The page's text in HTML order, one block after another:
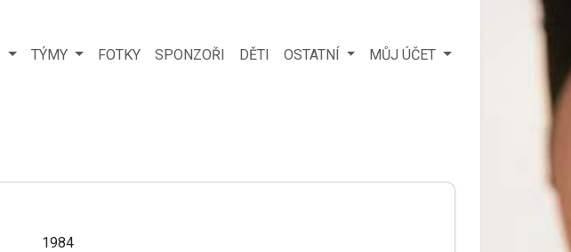
TÝMY FOTKY SPONZOŘI DĚTI OSTATNÍ MŮJ ÚČET
1984